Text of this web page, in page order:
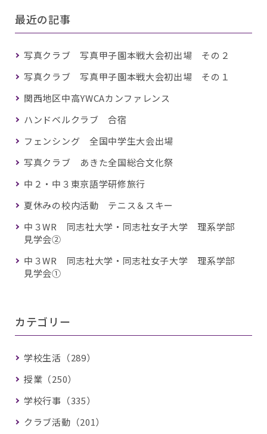
最近の記事
写真クラブ 写真甲子園本戦大会初出場 その２
写真クラブ 写真甲子園本戦大会初出場 その１
関西地区中高YWCAカンファレンス
ハンドベルクラブ 合宿
フェンシング 全国中学生大会出場
写真クラブ あきた全国総合文化祭
中２・中３東京語学研修旅行
夏休みの校内活動 テニス＆スキー
中３WR 同志社大学・同志社女子大学 理系学部
見学会②
中３WR 同志社大学・同志社女子大学 理系学部
見学会①
カテゴリー
学校生活（289）
授業（250）
学校行事（335）
クラブ活動（201）